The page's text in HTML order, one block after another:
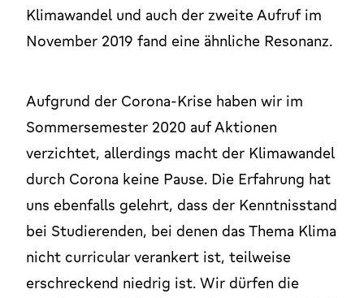
Klimawandel und auch der zweite Aufruf im
November 2019 fand eine ähnliche Resonanz.
Aufgrund der Corona-Krise haben wir im
Sommersemester 2020 auf Aktionen
verzichtet, allerdings macht der Klimawandel
durch Corona keine Pause. Die Erfahrung hat
uns ebenfalls gelehrt, dass der Kenntnisstand
bei Studierenden, bei denen das Thema Klima
nicht curricular verankert ist, teilweise
erschreckend niedrig ist. Wir dürfen die